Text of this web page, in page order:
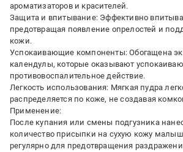
ароматизаторов и красителей.
Защита и впитывание: Эффективно
предотвращая появление опрелостей и
кожи.
Успокаивающие компоненты: Обогащена
календулы, которые оказывают
противовоспалительное действие.
Легкость использования: Мягкая пудра
распределяется по коже, не создавая
Применение:
После купания или смены подгузника
количество присыпки на сухую кожу
регулярно для предотвращения